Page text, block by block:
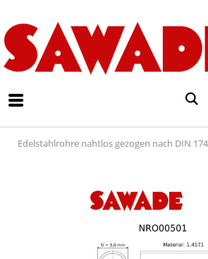
Edelstahlrohre nahtlos gezogen nach DIN